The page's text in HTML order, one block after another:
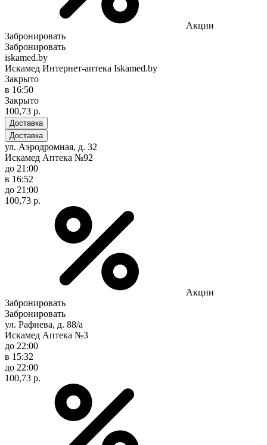
Акции
Забронировать
Забронировать
iskamed.by
Искамед Интернет-аптека Iskamed.by
Закрыто
в 16:50
Закрыто
100,73 р.
Доставка
Доставка
ул. Аэродромная, д. 32
Искамед Аптека №92
до 21:00
в 16:52
до 21:00
100,73 р.
Акции
Забронировать
Забронировать
ул. Рафиева, д. 88/а
Искамед Аптека №3
до 22:00
в 15:32
до 22:00
100,73 р.